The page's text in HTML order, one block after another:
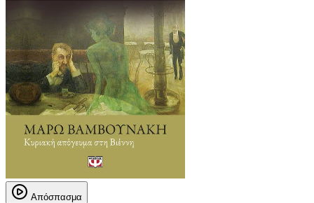
Απόσπασμα